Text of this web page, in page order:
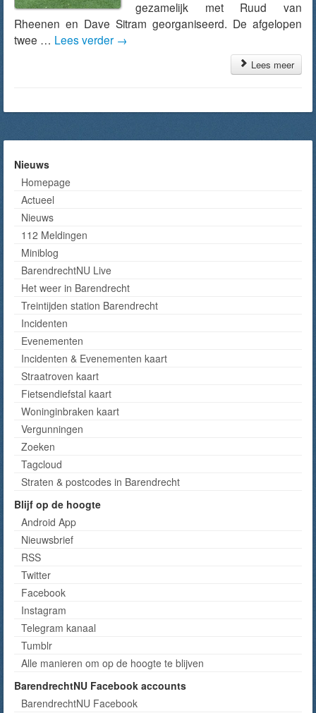
gezamelijk met Ruud van
Rheenen en Dave Sitram georganiseerd. De afgelopen
twee … Lees verder →
Lees meer
Nieuws
Homepage
Actueel
Nieuws
112 Meldingen
Miniblog
BarendrechtNU Live
Het weer in Barendrecht
Treintijden station Barendrecht
Incidenten
Evenementen
Incidenten & Evenementen kaart
Straatroven kaart
Fietsendiefstal kaart
Woninginbraken kaart
Vergunningen
Zoeken
Tagcloud
Straten & postcodes in Barendrecht
Blijf op de hoogte
Android App
Nieuwsbrief
RSS
Twitter
Facebook
Instagram
Telegram kanaal
Tumblr
Alle manieren om op de hoogte te blijven
BarendrechtNU Facebook accounts
BarendrechtNU Facebook